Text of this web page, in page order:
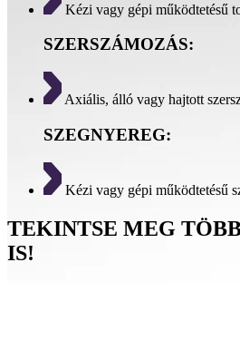
Kézi vagy gépi működtetésű
SZERSZÁMOZÁS:
Axiális, álló vagy hajtott
SZEGNYEREG:
Kézi vagy gépi működtetésű
TEKINTSE MEG
IS!